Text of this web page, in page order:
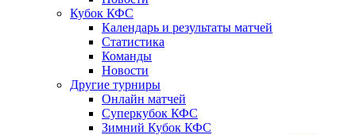
Кубок КФС
Календарь и результаты матчей
Статистика
Команды
Новости
Другие турниры
Онлайн матчей
Суперкубок КФС
Зимний Кубок КФС